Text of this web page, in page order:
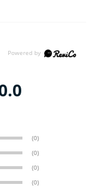
(0)
(0)
(0)
(0)